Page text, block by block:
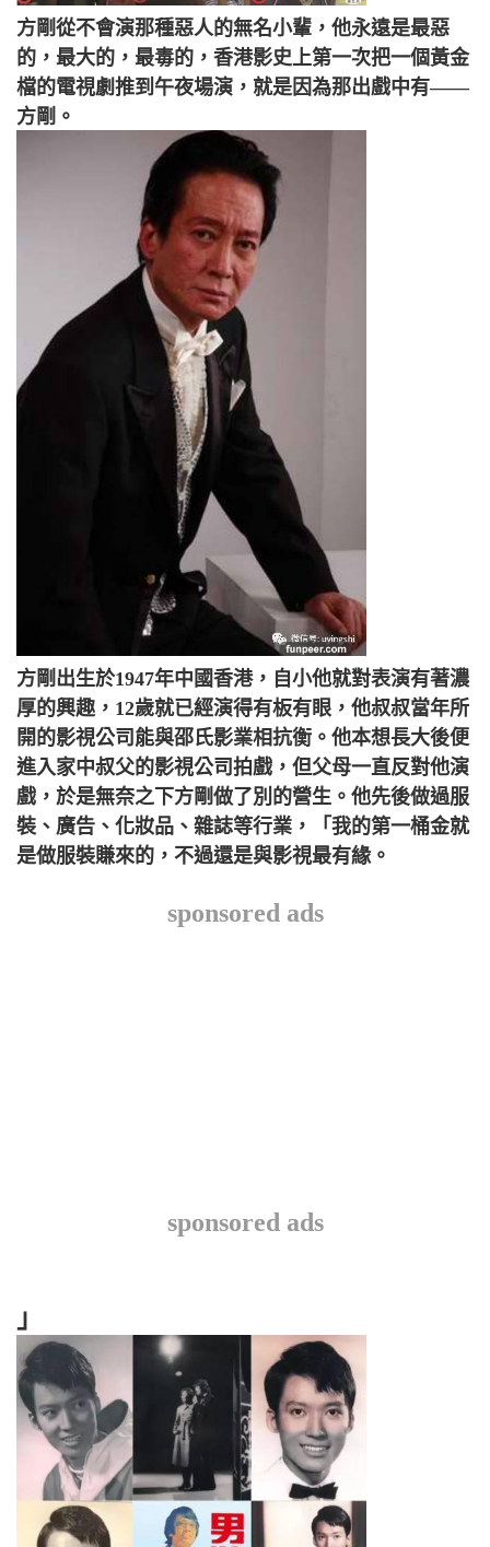
方剛從不會演那種惡人的無名小輩，他永遠是最惡
的，最大的，最毒的，香港影史上第一次把一個黃金
檔的電視劇推到午夜場演，就是因為那出戲中有——
方剛。
方剛出生於1947年中國香港，自小他就對表演有著濃
厚的興趣，12歲就已經演得有板有眼，他叔叔當年所
開的影視公司能與邵氏影業相抗衡。他本想長大後便
進入家中叔父的影視公司拍戲，但父母一直反對他演
戲，於是無奈之下方剛做了別的營生。他先後做過服
裝、廣告、化妝品、雜誌等行業，「我的第一桶金就
是做服裝賺來的，不過還是與影視最有緣。
sponsored ads
sponsored ads
」